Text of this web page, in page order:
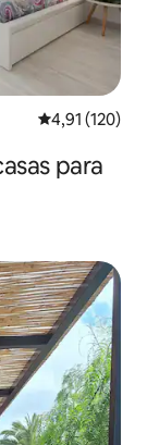
4,91 de uma
4,91 (120)
para